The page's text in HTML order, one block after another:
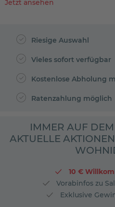
Jetzt ansehen
Riesige Auswahl
Vieles sofort verfügbar
Kostenlose Abholung
Ratenzahlung möglich
IMMER AUF
AKTUELLE
10 €
Vorabinfos zu
Exklusive